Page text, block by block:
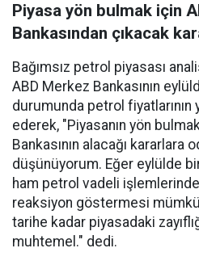
Piyasa yön bulmak için
Bankasından çıkacak
Bağımsız petrol piyasası
ABD Merkez Bankasının
durumunda petrol
ederek, "Piyasanın yön
Bankasının alacağı kararlara
düşünüyorum. Eğer eylülde
ham petrol vadeli
reaksiyon göstermesi
tarihe kadar piyasadaki
muhtemel." dedi.